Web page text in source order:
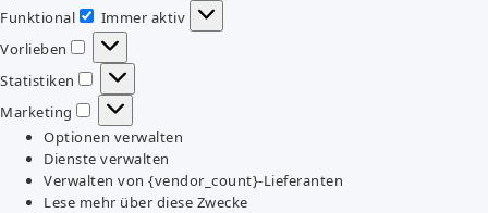
Funktional
Funktional
Immer aktiv
Vorlieben
Vorlieben
Statistiken
Statistiken
Marketing
Marketing
Optionen verwalten
Dienste verwalten
Verwalten von {vendor_count}-Lieferanten
Lese mehr über diese Zwecke